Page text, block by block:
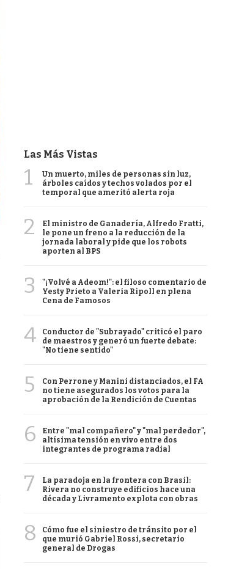
Las Más Vistas
1
Un muerto, miles de personas sin luz,
árboles caídos y techos volados por el
temporal que ameritó alerta roja
2
El ministro de Ganadería, Alfredo Fratti,
le pone un freno a la reducción de la
jornada laboral y pide que los robots
aporten al BPS
3
"¡Volvé a Adeom!": el filoso comentario de
Yesty Prieto a Valeria Ripoll en plena
Cena de Famosos
4
Conductor de "Subrayado" criticó el paro
de maestros y generó un fuerte debate:
"No tiene sentido"
5
Con Perrone y Manini distanciados, el FA
no tiene asegurados los votos para la
aprobación de la Rendición de Cuentas
6
Entre "mal compañero" y "mal perdedor",
altísima tensión en vivo entre dos
integrantes de programa radial
7
La paradoja en la frontera con Brasil:
Rivera no construye edificios hace una
década y Livramento explota con obras
8
Cómo fue el siniestro de tránsito por el
que murió Gabriel Rossi, secretario
general de Drogas